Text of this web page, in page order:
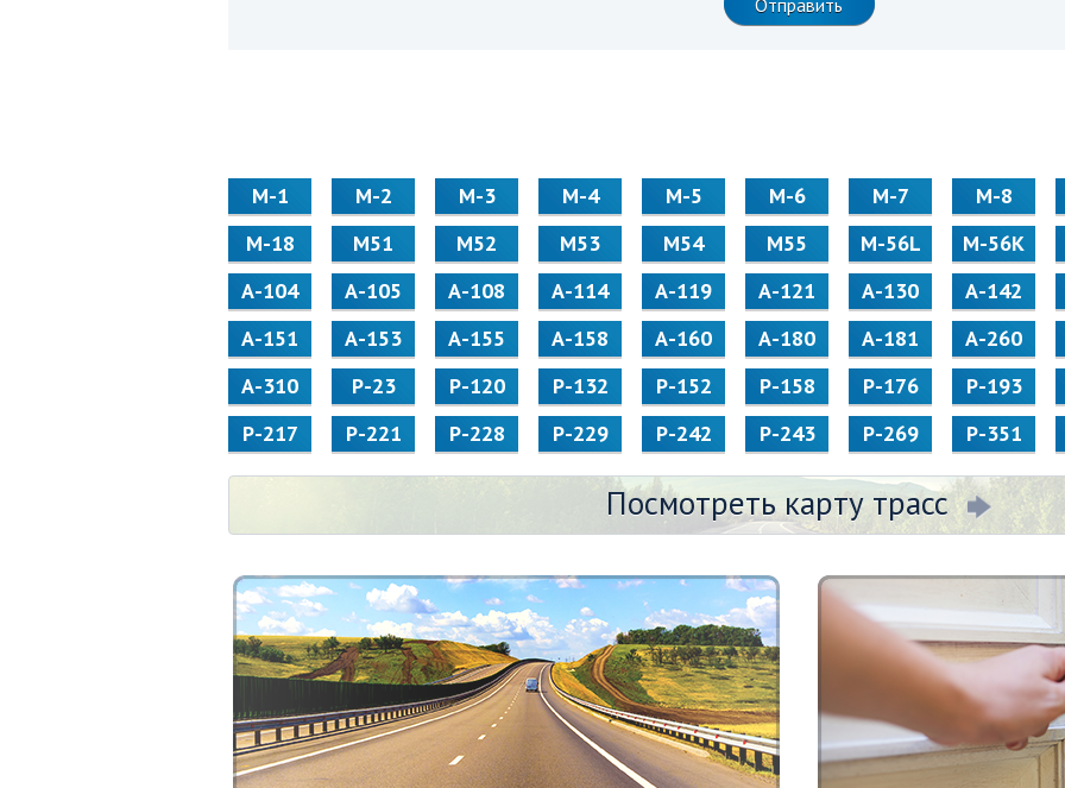
М-1 М-2 М-3 М-4 М-5 М-6 М-7
М-8
М-18
М51 М52 М53 М54 М55 M-56L
M-56K
А-104
А-105 А-108 А-114 А-119 А-121 А-130
А-142
А-151
А-153 А-155 А-158 А-160 А-180 А-181
А-260
А-310
Р-23 Р-120 Р-132 Р-152 Р-158 Р-176
Р-193
Р-217
Р-221 Р-228 Р-229 Р-242 Р-243 Р-269 Р-351
Посмотреть карту трасс